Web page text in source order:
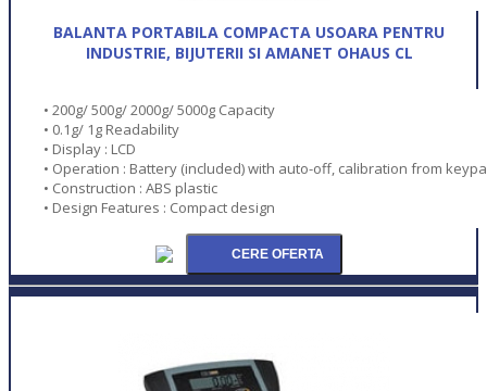
BALANTA PORTABILA COMPACTA USOARA PENTRU
INDUSTRIE, BIJUTERII SI AMANET OHAUS CL
• 200g/ 500g/ 2000g/ 5000g Capacity
• 0.1g/ 1g Readability
• Display : LCD
• Operation : Battery (included) with auto-off, calibration from
• Construction : ABS plastic
• Design Features : Compact design